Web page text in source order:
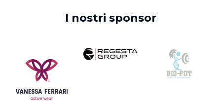
I nostri sponsor